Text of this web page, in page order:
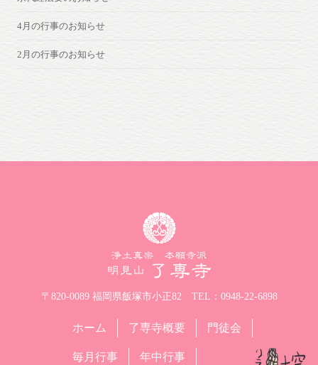
4月の行事のお知らせ
2月の行事のお知らせ
〒820-0089 福岡県飯塚市小正82 TEL：0948-22-6898
ホーム 了専寺概要 門徒会
毎月行事 年中行事